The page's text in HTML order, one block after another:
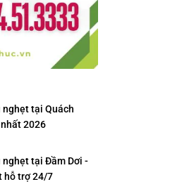
nghẹt tại Quách
2026
nghẹt tại Đầm Dơi -
hỗ trợ 24/7